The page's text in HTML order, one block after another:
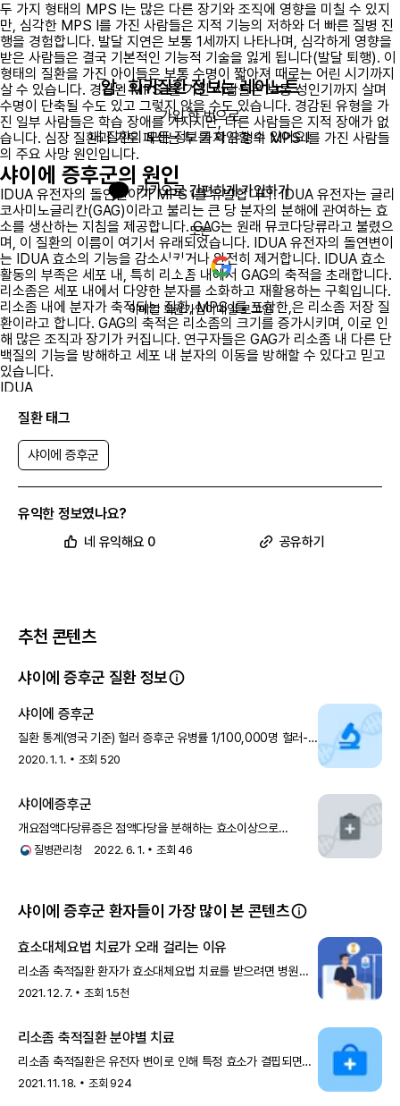
두 가지 형태의 MPS I는 많은 다른 장기와 조직에 영향을 미칠 수 있지
만, 심각한 MPS I를 가진 사람들은 지적 기능의 저하와 더 빠른 질병 진
행을 경험합니다. 발달 지연은 보통 1세까지 나타나며, 심각하게 영향을
받은 사람들은 결국 기본적인 기능적 기술을 잃게 됩니다(발달 퇴행). 이
형태의 질환을 가진 아이들은 보통 수명이 짧아져 때로는 어린 시기까지
살 수 있습니다. 경감된 MPS I를 가진 사람들은 보통 성인기까지 살며
수명이 단축될 수도 있고 그렇지 않을 수도 있습니다. 경감된 유형을 가
진 일부 사람들은 학습 장애를 가지지만, 다른 사람들은 지적 장애가 없
습니다. 심장 질환과 기도 폐쇄는 두 가지 유형의 MPS I를 가진 사람들
의 주요 사망 원인입니다.
샤이에 증후군의 원인
IDUA 유전자의 돌연변이가 MPS I를 유발합니다. IDUA 유전자는 글리
코사미노글리칸(GAG)이라고 불리는 큰 당 분자의 분해에 관여하는 효
소를 생산하는 지침을 제공합니다. GAG는 원래 뮤코다당류라고 불렸으
며, 이 질환의 이름이 여기서 유래되었습니다. IDUA 유전자의 돌연변이
는 IDUA 효소의 기능을 감소시키거나 완전히 제거합니다. IDUA 효소
활동의 부족은 세포 내, 특히 리소좀 내에서 GAG의 축적을 초래합니다.
리소좀은 세포 내에서 다양한 분자를 소화하고 재활용하는 구획입니다.
리소좀 내에 분자가 축적되는 질환, MPS I를 포함한,은 리소좀 저장 질
환이라고 합니다. GAG의 축적은 리소좀의 크기를 증가시키며, 이로 인
해 많은 조직과 장기가 커집니다. 연구자들은 GAG가 리소좀 내 다른 단
백질의 기능을 방해하고 세포 내 분자의 이동을 방해할 수 있다고 믿고
있습니다.
IDUA
샤이에 증후군의 발생 빈도
심각한 MPS I는 약 100,000명의 신생아 중 1명에서 발생합니다. 경감
된 MPS I는 덜 흔하며 약 500,000명의 신생아 중 1명에서 발생합니다.
샤이에 증후군의 유전
이 질환은 상염색체 열성 패턴으로 유전됩니다. 이는 각 세포의 두 유전
을 가진 개인의 부모는 각각 하나의 돌연변이 유전자 사본을 가지고 있지
만, 일반적으로 질환의 징후와 증상을 보이지 않습니다.
전 세계 임상시험 현황이 궁금하다면
암 · 희귀질환 정보는 레어노트
가입 한 번으로
내 질환의 모든 정보를 확인할 수 있어요!
카카오로 간편하게 가입하기
또는
이메일 회원가입이메일 로그인
질환 태그
샤이에 증후군
유익한 정보였나요?
네 유익해요 0 공유하기
추천 콘텐츠
샤이에 증후군 질환 정보
샤이에 증후군
질환 통계(영국 기준) 헐러 증후군 유병률 1/100,000명 헐러-
샤이에 증후군 유병률 1/115,000명 샤이에 증후군 유병률
2020. 1. 1. 조회 520
샤이에증후군
개요점액다당류증은 점액다당을 분해하는 효소이상으로
발생하는 질환으로, 제 1형 점액다당류증은 알파-엘-
질병관리청 2022. 6. 1. 조회 46
샤이에 증후군 환자들이 가장 많이 본 콘텐츠
효소대체요법 치료가 오래 걸리는 이유
리소좀 축적질환 환자가 효소대체요법 치료를 받으려면 병원에
방문해 정맥 주사를 맞아야 합니다. 투여 시간은 치료제와
2021. 12. 7. 조회 1.5천
리소좀 축적질환 분야별 치료
리소좀 축적질환은 유전자 변이로 인해 특정 효소가 결핍되면서
분해되어야 할 물질이 세포 내 리소좀에 쌓이는 질환입니다.
2021. 11. 18. 조회 924